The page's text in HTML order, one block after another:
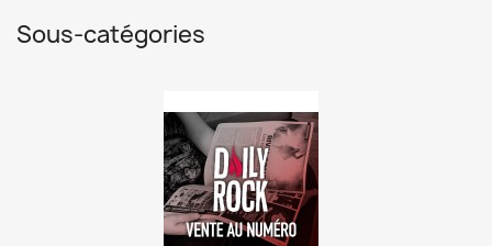
Sous-catégories